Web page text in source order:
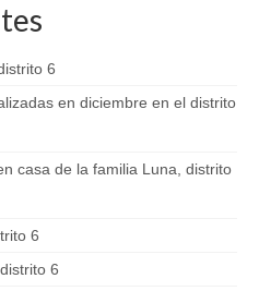
6
en diciembre en el distrito
casa de la familia Luna, distrito
6
6